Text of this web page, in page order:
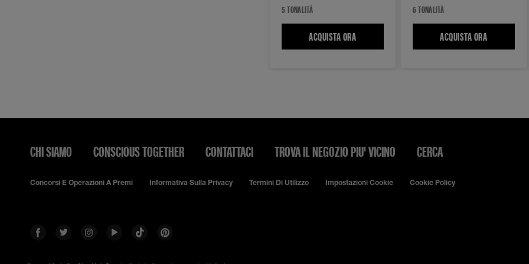
5 TONALITÀ
ACQUISTA ORA SUPERFLUFF MASCARA SOPRACCIGLIA IN MOUSSE
6 TONALITÀ
ACQUISTA ORA
CHI SIAMO CONSCIOUS TOGETHER CONTATTACI TROVA IL NEGOZIO PIU' VICINO CERCA
Concorsi E Operazioni A Premi Informativa Sulla Privacy Termini Di Utilizzo Impostazioni Cookie Cookie Policy